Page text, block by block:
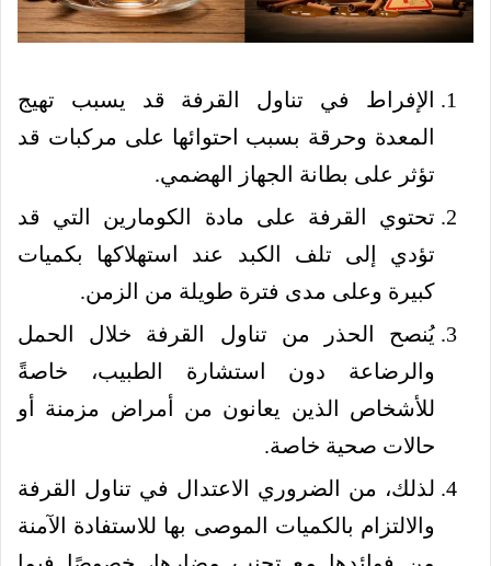
الإفراط في تناول القرفة قد يسبب تهيج
المعدة وحرقة بسبب احتوائها على مركبات قد
تؤثر على بطانة الجهاز الهضمي.
تحتوي القرفة على مادة الكومارين التي قد
تؤدي إلى تلف الكبد عند استهلاكها بكميات
كبيرة وعلى مدى فترة طويلة من الزمن.
يُنصح الحذر من تناول القرفة خلال الحمل
والرضاعة دون استشارة الطبيب، خاصةً
للأشخاص الذين يعانون من أمراض مزمنة أو
حالات صحية خاصة.
لذلك، من الضروري الاعتدال في تناول القرفة
والالتزام بالكميات الموصى بها للاستفادة الآمنة